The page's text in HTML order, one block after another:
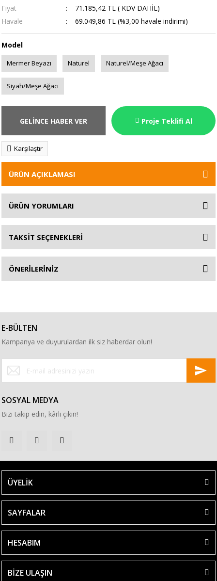
Fiyat
71.185,42 TL ( KDV DAHİL)
Havale
69.049,86 TL (%3,00 havale indirimi)
Model
Mermer Beyazı Naturel Naturel/Meşe Ağacı
Siyah/Meşe Ağacı
GELİNCE HABER VER Proje Teklifi Al
Karşılaştır
ÜRÜN AÇIKLAMASI
ÜRÜN YORUMLARI
TAKSİT SEÇENEKLERİ
ÖNERİLERİNİZ
E-BÜLTEN
Kampanya ve duyurulardan ilk siz haberdar olun!
SOSYAL MEDYA
Bizi takip edin, kârlı çıkın!
ÜYELİK
SAYFALAR
HESABIM
BİZE ULAŞIN